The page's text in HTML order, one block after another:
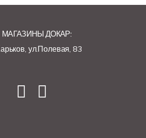
МАГАЗИНЫ ДОКАР:
ул.Полевая, 83